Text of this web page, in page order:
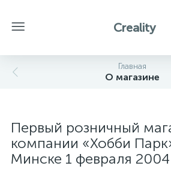
Creality
Главная
О магазине
Первый розничный
компании «Хобби
Минске 1 февраля 2004